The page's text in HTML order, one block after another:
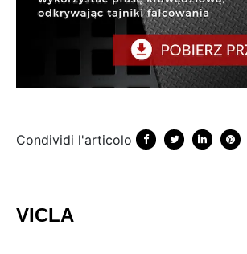
Condividi l'articolo
VICLA